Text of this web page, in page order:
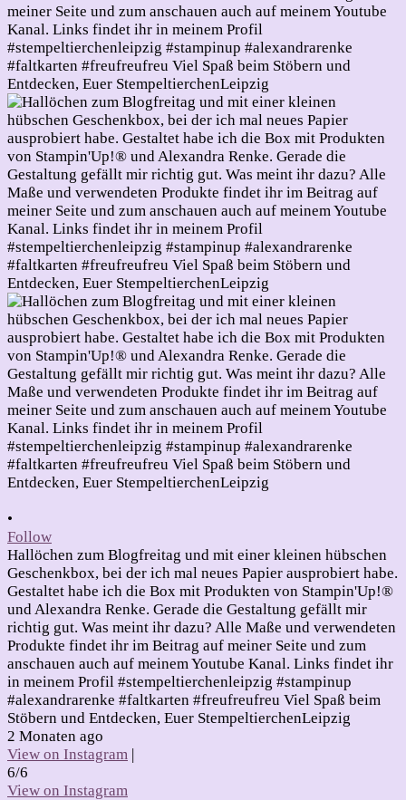
•
Follow
Hallöchen zum Blogfreitag und mit einer kleinen hübschen
Geschenkbox, bei der ich mal neues Papier ausprobiert habe.
Gestaltet habe ich die Box mit Produkten von Stampin'Up!®
und Alexandra Renke. Gerade die Gestaltung gefällt mir
richtig gut. Was meint ihr dazu? Alle Maße und verwendeten
Produkte findet ihr im Beitrag auf meiner Seite und zum
anschauen auch auf meinem Youtube Kanal. Links findet ihr
in meinem Profil #stempeltierchenleipzig #stampinup
#alexandrarenke #faltkarten #freufreufreu Viel Spaß beim
Stöbern und Entdecken, Euer StempeltierchenLeipzig
2 Monaten ago
View on Instagram |
6/6
View on Instagram